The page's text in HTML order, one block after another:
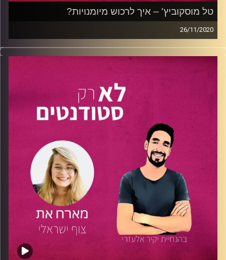
קרדיט תמונות:נתנאל גולדפדר
טל מוסקוביץ' – איך לרכוש מיומנויות?
26/11/2020
שיתוף פעולה ראשון בין "לא רק סטודנטים" לבין הפודקאסט
"Skills" .
טל מוסקוביץ' על מיומנויות, למידה וצריכת תוכן בעולם החדש.
, בן 27, סטודנט לתואר שני בטכנולוגיות
באוניברסיטה הפתוחה, עובד כמנהל מוצר ומקים
הפודקאסט
"Skills – מיומנויות העולם החדש וכיצד ללמוד
בפרק ייחודי זה חוקרים טל ונתנאל מהי למידה, ומדוע היא דבר
חשוב כל כך? איך רכישת מיומנויות תעזור לנו לשמור על הקצב
עם העולם החדש? ולמה כישלונות הם דבר הכרחי להמשך
התהליך?
אם גם אתם מרגישים שאתם מתלבטים על מה תרצו להיות
"כשתהיו גדולים", רוצים להתחיל מאיפשהו ולא יודעים איך או
מה, בא לכם ללמוד בצורה טובה יותר ולהישאר רלוונטיים
בעולמינו המתפתח והחדשני-